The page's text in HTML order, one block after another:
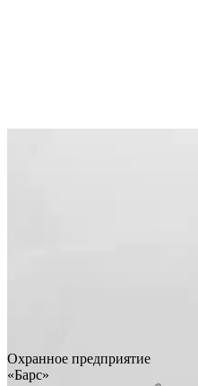
Охранное предприятие
«Барс»